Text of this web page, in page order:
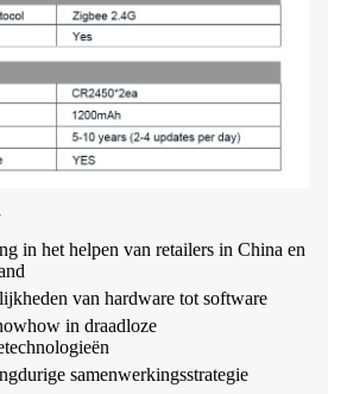
in het helpen van retailers in China en
van hardware tot software
in draadloze
samenwerkingsstrategie